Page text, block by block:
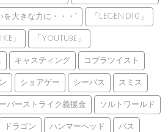
を大きな力に・・・” 「LEGEND10」
」 「YouTube」
キャスティング コブラツイスト
ショアゲー シーバス スミス
パーストライク義援金 ソルトワールド
ドラゴン ハンマーヘッド バス